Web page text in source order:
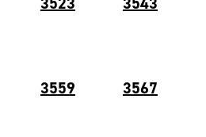
3559 3567